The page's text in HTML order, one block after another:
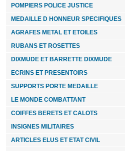
POMPIERS POLICE JUSTICE
MEDAILLE D HONNEUR SPECIFIQUES
AGRAFES METAL ET ETOILES
RUBANS ET ROSETTES
DIXMUDE ET BARRETTE DIXMUDE
ECRINS ET PRESENTOIRS
SUPPORTS PORTE MEDAILLE
LE MONDE COMBATTANT
COIFFES BERETS ET CALOTS
INSIGNES MILITAIRES
ARTICLES ELUS ET ETAT CIVIL
DIXMUDE ORDRE NATIONAL DU MERITE
chevalier
DOUBLE CD 26 CHANSONS - CENTENAIRE 14-
25.00 €
MEDAILLE DE LA PROTECTION MILITAIRE